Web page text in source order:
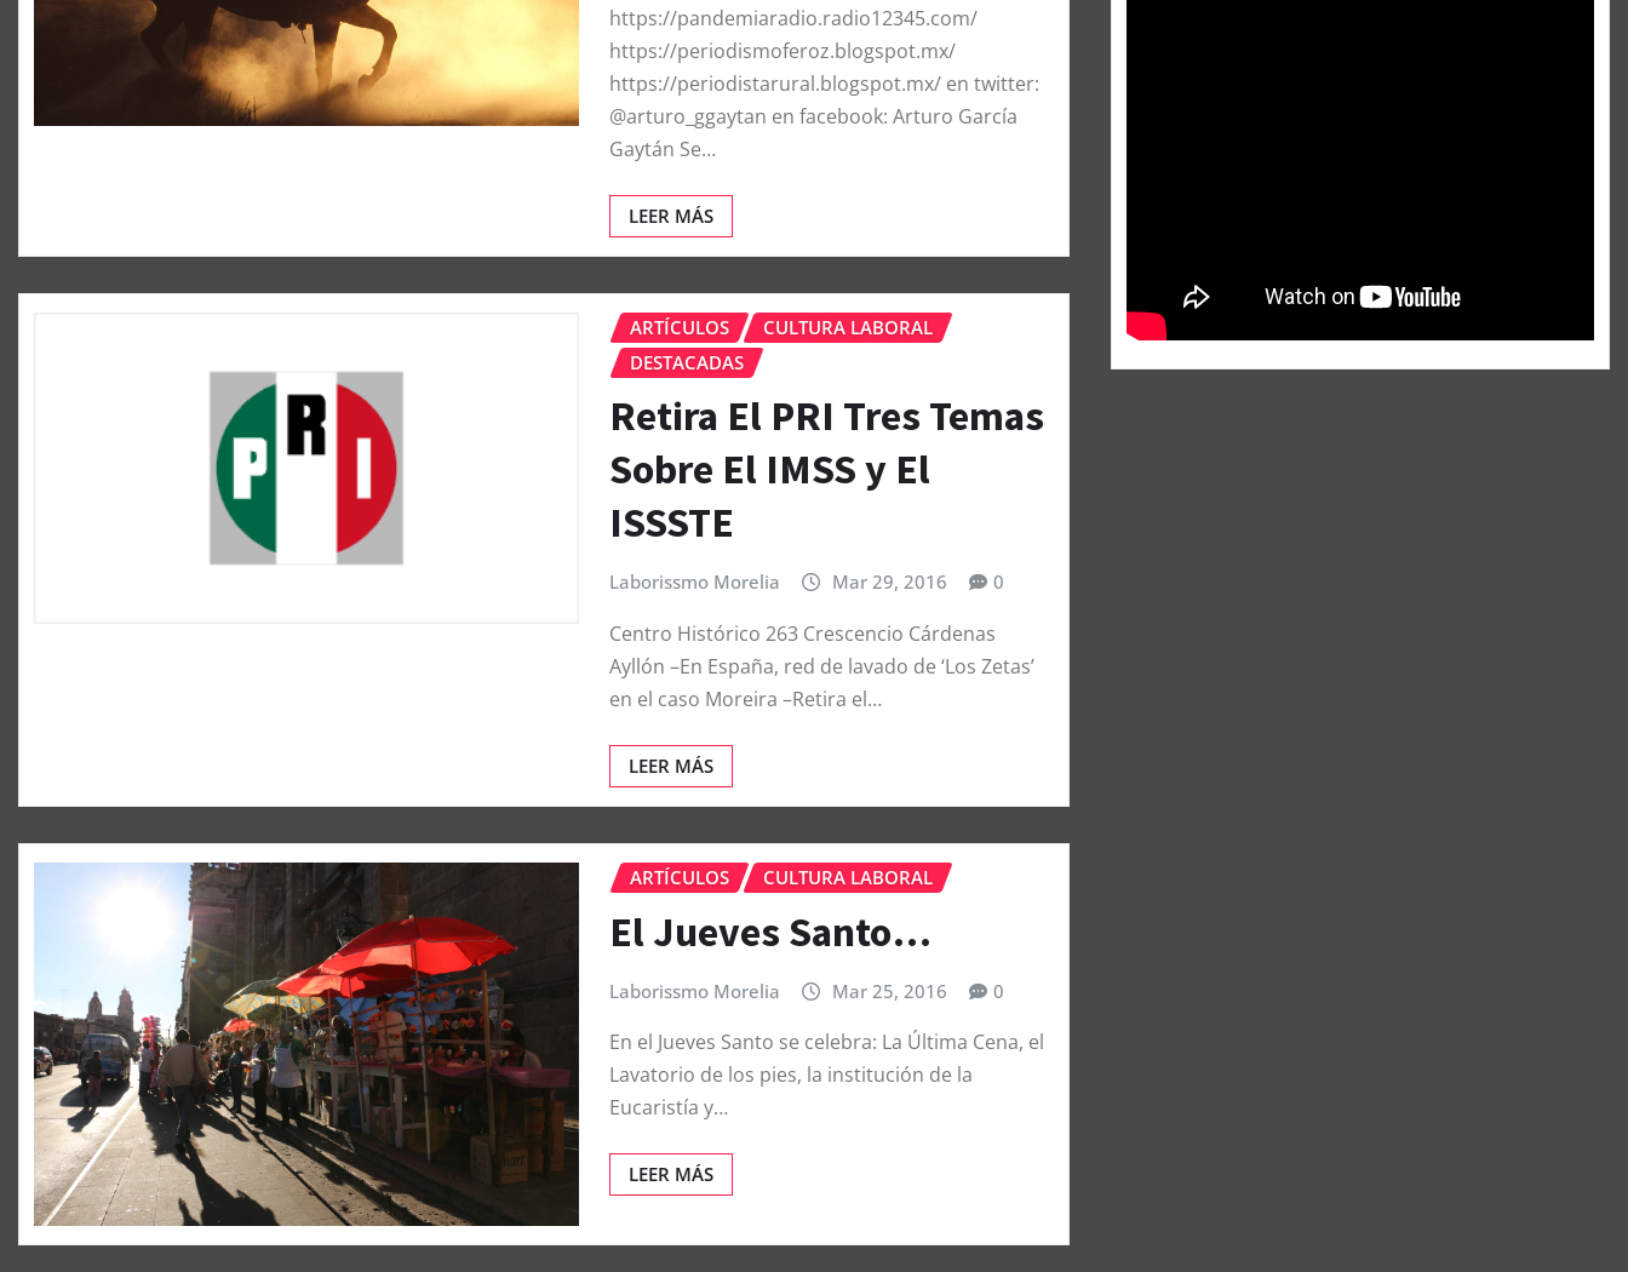
https://pandemiaradio.radio12345.com/
https://periodismoferoz.blogspot.mx/
https://periodistarural.blogspot.mx/ en twitter:
@arturo_ggaytan en facebook: Arturo García
Gaytán Se…
LEER MÁS
ARTÍCULOS
CULTURA LABORAL
DESTACADAS
Retira El PRI Tres Temas
Sobre El IMSS y El
ISSSTE
Laborissmo Morelia Mar 29, 2016 0
Centro Histórico 263 Crescencio Cárdenas
Ayllón –En España, red de lavado de ‘Los Zetas’
en el caso Moreira –Retira el…
LEER MÁS
ARTÍCULOS CULTURA LABORAL
El Jueves Santo…
Laborissmo Morelia Mar 25, 2016 0
En el Jueves Santo se celebra: La Última Cena, el
Lavatorio de los pies, la institución de la
Eucaristía y…
LEER MÁS